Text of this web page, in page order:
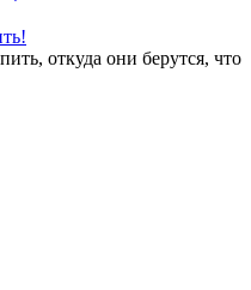
откуда они берутся, что